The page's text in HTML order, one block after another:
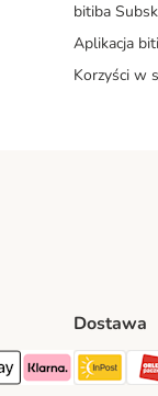
bitiba
Aplikacja
Korzyści w
Method
Method
Pay Payment Method
Klarna Payment
Dostawa